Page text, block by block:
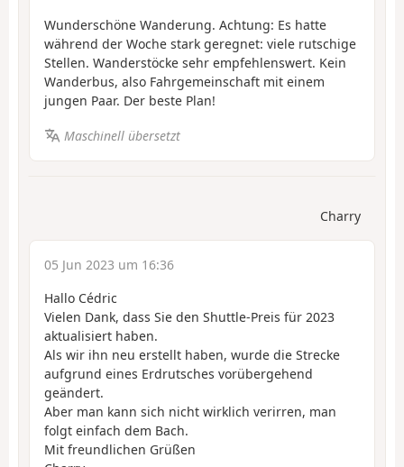
Wunderschöne Wanderung. Achtung: Es hatte
während der Woche stark geregnet: viele rutschige
Stellen. Wanderstöcke sehr empfehlenswert. Kein
Wanderbus, also Fahrgemeinschaft mit einem
jungen Paar. Der beste Plan!
Maschinell übersetzt
Charry
05 Jun 2023 um 16:36
Hallo Cédric
Vielen Dank, dass Sie den Shuttle-Preis für 2023
aktualisiert haben.
Als wir ihn neu erstellt haben, wurde die Strecke
aufgrund eines Erdrutsches vorübergehend
geändert.
Aber man kann sich nicht wirklich verirren, man
folgt einfach dem Bach.
Mit freundlichen Grüßen